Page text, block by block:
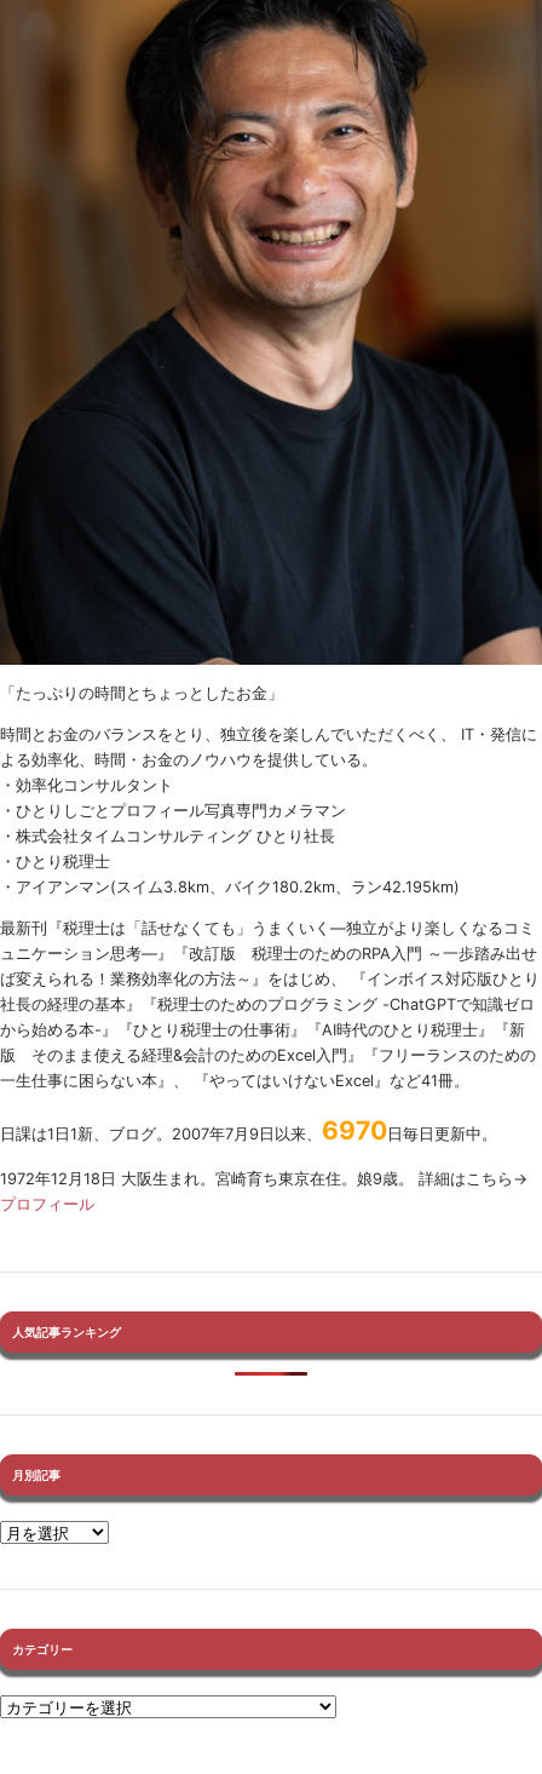
「たっぷりの時間とちょっとしたお金」
時間とお金のバランスをとり、独立後を楽しんでいただくべく、 IT・発信に
よる効率化、時間・お金のノウハウを提供している。
・効率化コンサルタント
・ひとりしごとプロフィール写真専門カメラマン
・株式会社タイムコンサルティング ひとり社長
・ひとり税理士
・アイアンマン(スイム3.8km、バイク180.2km、ラン42.195km)
最新刊『税理士は「話せなくても」うまくいく ―独立がより楽しくなるコミ
ュニケーション思考―』『改訂版 税理士のためのRPA 入門 ～一歩踏み出せ
ば変えられる！業務効率化の方法～』をはじめ、 『インボイス対応版ひとり
社長の経理の基本』『税理士のためのプログラミング -ChatGPTで知識ゼロ
から始める本-』『ひとり税理士の仕事術』『AI時代のひとり税理士』『新
版 そのまま使える経理&会計のためのExcel入門』『フリーランスのための
一生仕事に困らない本』、 『やってはいけないExcel』など41冊。
日課は1日1新、ブログ。2007年7月9日以来、 6970日毎日更新中。
1972年12月18日 大阪生まれ。宮崎育ち東京在住。娘9歳。 詳細はこちら→
プロフィール
人気記事ランキング
月別記事
カテゴリー